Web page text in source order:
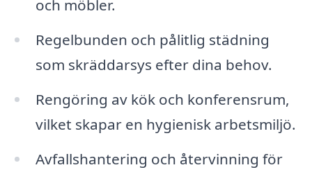
och möbler.
Regelbunden och pålitlig städning
som skräddarsys efter dina behov.
Rengöring av kök och konferensrum,
vilket skapar en hygienisk arbetsmiljö.
Avfallshantering och återvinning för